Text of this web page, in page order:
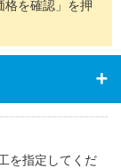
格を確認」を押
を指定してくだ